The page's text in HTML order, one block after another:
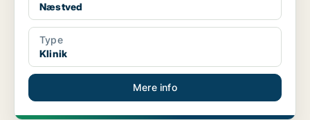
Næstved
Type
Klinik
Mere info